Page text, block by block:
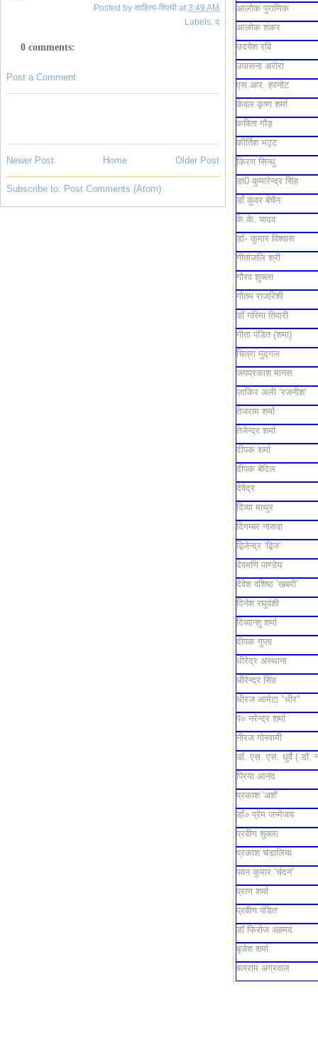
Posted by साहित्य-शिल्पी at 3:49 AM
Labels: द
0 comments:
Post a Comment
Newer Post Older Post
Home
Subscribe to: Post Comments (Atom)
आलोक पुराणिक
आलोक शंकर
उदयेश रवि
उपासना अरोरा
एस.आर. हरनोट
केवल कृष्ण शर्मा
कविता गौड़
कीर्तिश भट्ट
किरण सिन्धु
डा0 कुमारेन्द्र सिंह
डाँ कुंवर बेचैन
के.के. यादव
डॉ॰ कुमार विश्वास
गीतांजलि श्री
गौरव शुक्ला
गौतम राजरिशी
डॉ गरिमा तिवारी
गीता पंडित (शमा)
चित्रा मुद्गल
जयप्रकाश मानस
ज़ाकिर अली ‘रजनीश’
तेजराम शर्मा
तेजेन्द्र शर्मा
दीपक शर्मा
दीपक बेदिल
देवेद्र
दिव्या माथुर
दिगम्बर नासवा
द्विजेन्द्र ‘द्विज’
देवमणि पाण्डेय
देवेश वशिष्ठ ’खबरी’
दिनेश रघुवंशी
दिव्यान्शु शर्मा
दीपक गुप्ता
धीरेद्र अस्थाना
धीरेन्द्र सिंह
धीरज आमेटा "धीर"
पं० नरेन्द्र शर्मा
नीरज गोस्वामी
डॉ. एस. एस. धुर्वे ( डॉ.
प्रिया आनंद
प्रकाश 'अर्श'
डॉ० प्रेम जन्मेजय
प्रवीण शुक्ला
प्रकाश चंडालिया
पवन कुमार ’चंदन’
प्राण शर्मा
प्रवीण पंडित
डॉ फिरोज अहमद
बृजेश शर्मा
बलराम अग्रवाल